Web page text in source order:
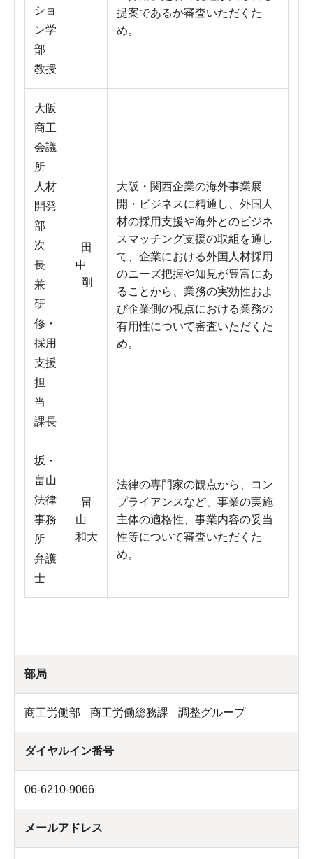
ショ
ン学
部
教授
提案であるか審査いただくた
め。
大阪
商工
会議
所
人材
開発
部
次
長
兼
研
修・
採用
支援
担
当
課長
田
中
剛
大阪・関西企業の海外事業展
開・ビジネスに精通し、外国人
材の採用支援や海外とのビジネ
スマッチング支援の取組を通し
て、企業における外国人材採用
のニーズ把握や知見が豊富にあ
ることから、業務の実効性およ
び企業側の視点における業務の
有用性について審査いただくた
め。
坂・
畠山
法律
事務
所
弁護
士
畠
山
和大
法律の専門家の観点から、コン
プライアンスなど、事業の実施
主体の適格性、事業内容の妥当
性等について審査いただくた
め。
部局
商工労働部 商工労働総務課 調整グループ
ダイヤルイン番号
06-6210-9066
メールアドレス